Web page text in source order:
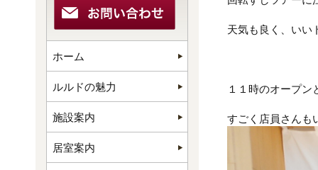
天気も良く、い
１１時のオープン
すごく店員さんも
ホーム
ルルドの魅力
施設案内
居室案内